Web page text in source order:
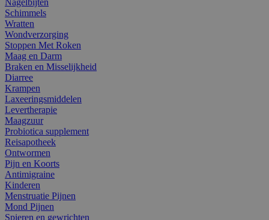
Schimmels
Wratten
Wondverzorging
Stoppen Met Roken
Maag en Darm
Braken en Misselijkheid
Diarree
Krampen
Laxeeringsmiddelen
Levertherapie
Maagzuur
Probiotica supplement
Reisapotheek
Ontwormen
Pijn en Koorts
Antimigraine
Kinderen
Menstruatie Pijnen
Mond Pijnen
Spieren en gewrichten